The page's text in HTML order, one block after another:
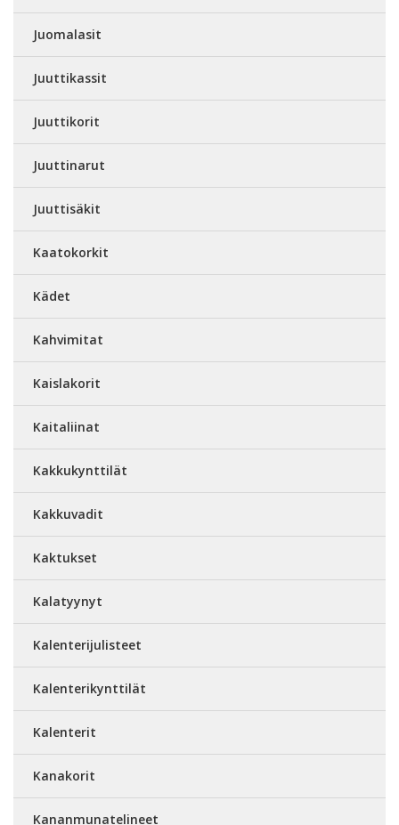
Juomalasit
Juuttikassit
Juuttikorit
Juuttinarut
Juuttisäkit
Kaatokorkit
Kädet
Kahvimitat
Kaislakorit
Kaitaliinat
Kakkukynttilät
Kakkuvadit
Kaktukset
Kalatyynyt
Kalenterijulisteet
Kalenterikynttilät
Kalenterit
Kanakorit
Kananmunatelineet